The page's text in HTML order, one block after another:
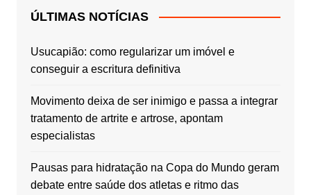
ÚLTIMAS NOTÍCIAS
Usucapião: como regularizar um imóvel e
conseguir a escritura definitiva
Movimento deixa de ser inimigo e passa a integrar
tratamento de artrite e artrose, apontam
especialistas
Pausas para hidratação na Copa do Mundo geram
debate entre saúde dos atletas e ritmo das